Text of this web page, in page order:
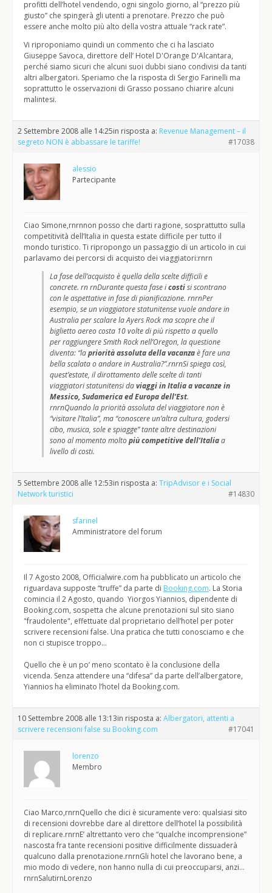
profitti dell’hotel vendendo, ogni singolo giorno, al “prezzo più
giusto” che spingerà gli utenti a prenotare. Prezzo che può
essere anche molto più alto della vostra attuale “rack rate”.
Vi riproponiamo quindi un commento che ci ha lasciato
Giuseppe Savoca, direttore dell’ Hotel D'Orange D'Alcantara,
perché siamo sicuri che alcuni suoi dubbi siano condivisi da tanti
altri albergatori. Speriamo che la risposta di Sergio Farinelli ma
soprattutto le osservazioni di Grasso possano chiarire alcuni
malintesi.
2 Settembre 2008 alle 14:25in risposta a: Revenue Management – il
segreto NON è abbassare le tariffe!
#17038
alessio
Partecipante
Ciao Simone,rnrnnon posso che darti ragione, sosprattutto sulla
competitività dell’Italia in questa estate difficile per tutto il
mondo turistico. Ti ripropongo un passaggio di un articolo in cui
parlavamo dei percorsi di acquisto dei viaggiatori:rnrn
La fase dell’acquisto è quella della scelte difficili e
concrete. rn rnDurante questa fase icostisi scontrano
con le aspettative in fase di pianificazione. rnrnPer
esempio, se un viaggiatore statunitense vuole andare in
Australia per scalare la Ayers Rock ma scopre che il
biglietto aereo costa 10 volte di più rispetto a quello
per raggiungere Smith Rock nell’Oregon, la questione
diventa: “lapriorità assoluta della vacanzaè fare una
bella scalata o andare in Australia?”.rnrnSi spiega così,
quest’estate, il dirottamento delle scelte di tanti
viaggiatori statunitensi daviaggi in Italia a vacanze in
Messico, Sudamerica ed Europa dell’Est.
rnrnQuando la priorità assoluta del viaggiatore non è
“visitare l’Italia”, ma “conoscere un’altra cultura, godersi
cibo, musica, sole e spiagge” tante altre destinazioni
sono al momento moltopiù competitive dell’Italiaa
livello di costi.
5 Settembre 2008 alle 12:53in risposta a: TripAdvisor e i Social
Network turistici
#14830
sfarinel
Amministratore del forum
Il 7 Agosto 2008, Officialwire.com ha pubblicato un articolo che
riguardava supposte “truffe” da parte di Booking.com. La Storia
comincia il 2 Agosto, quando Yiorgos Yiannios, dipendente di
Booking.com, sospetta che alcune prenotazioni sul sito siano
"fraudolente", effettuate dal proprietario dell’hotel per poter
scrivere recensioni false. Una pratica che tutti conosciamo e che
non ci stupisce troppo…
Quello che è un po’ meno scontato è la conclusione della
vicenda. Senza attendere una “difesa” da parte dell’albergatore,
Yiannios ha eliminato l’hotel da Booking.com.
10 Settembre 2008 alle 13:13in risposta a: Albergatori, attenti a
scrivere recensioni false su Booking.com
#17041
lorenzo
Membro
Ciao Marco,rnrnQuello che dici è sicuramente vero: qualsiasi sito
di recensioni dovrebbe dare al direttore dell’hotel la possibilità
di replicare.rnrnE’ altrettanto vero che “qualche incomprensione”
nascosta fra tante recensioni positive difficilmente dissuaderà
qualcuno dalla prenotazione.rnrnGli hotel che lavorano bene, a
mio modo di vedere, non hanno nulla di cui preoccuparsi, anzi…
rnrnSalutirnLorenzo